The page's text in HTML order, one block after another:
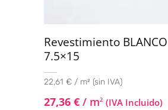
Revestimiento
7.5×15
22,61 € / m² (sin IVA)
27,36 € / m2 (IVA Incluido)